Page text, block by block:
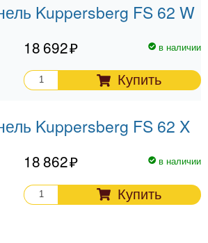
Kuppersberg FS 62 W
18 692 в наличии
Купить
Kuppersberg FS 62 X
18 862 в наличии
Купить